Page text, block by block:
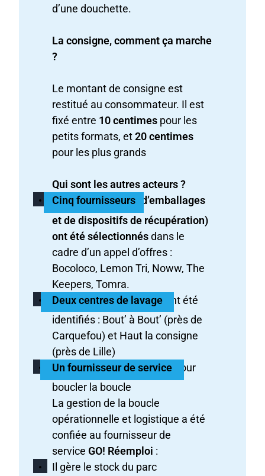
d’une douchette.
La consigne, comment ça marche
?
Le montant de consigne est
restitué au consommateur. Il est
fixé entre 10 centimes pour les
petits formats, et20 centimes
pour les plus grands
Qui sont les autres acteurs ?
Cinq fournisseurs (d’emballages
et de dispositifs de récupération)
ont été sélectionnésdans le
cadre d’un appel d’offres :
Bocoloco, Lemon Tri, Noww, The
Keepers, Tomra.
Deux centres de lavage ont été
identifiés : Bout’ à Bout’ (près de
Carquefou) et Haut la consigne
(près de Lille)
Un fournisseur de service pour
boucler la boucle
La gestion de la boucle
opérationnelle et logistique a été
confiée au fournisseur de
service GO! Réemploi :
Il gère le stock du parc